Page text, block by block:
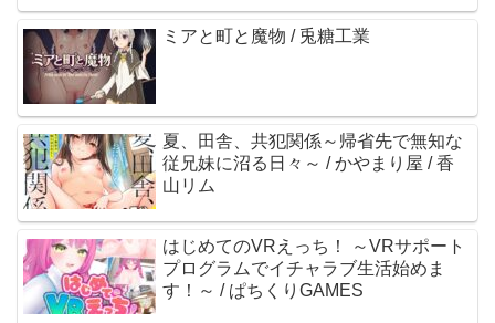
ミアと町と魔物 / 兎糖工業
夏、田舎、共犯関係～帰省先で無知な
従兄妹に沼る日々～ / かやまり屋 / 香
山リム
はじめてのVRえっち！ ～VRサポート
プログラムでイチャラブ生活始めま
す！～ / ぱちくりGAMES